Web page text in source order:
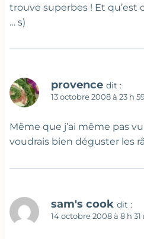
trouve superbes ! Et qu’est
… s)
provence dit :
13 octobre 2008 à 23 h
Même que j’ai même pas
voudrais bien déguster les
sam's cook dit :
14 octobre 2008 à 8 h